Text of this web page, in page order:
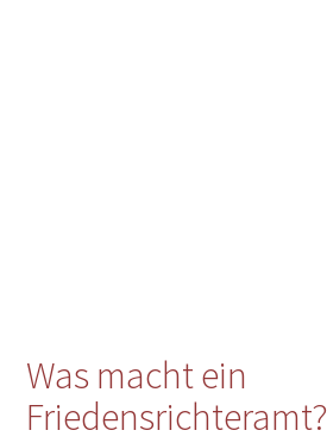
Was macht ein
Friedensrichteramt?